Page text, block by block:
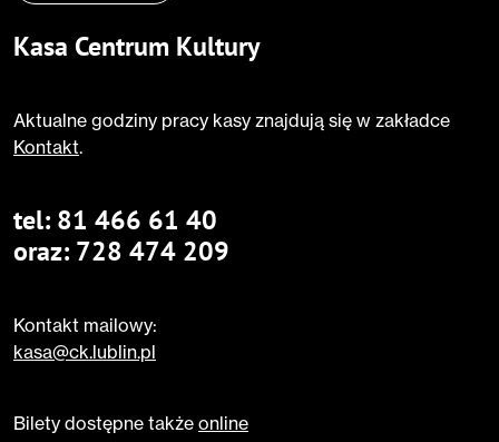
Kasa Centrum Kultury
Aktualne godziny pracy kasy znajdują się w zakładce
Kontakt.
tel: 81 466 61 40
oraz: 728 474 209
Kontakt mailowy:
kasa@ck.lublin.pl
Bilety dostępne także online